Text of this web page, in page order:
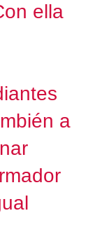
ella
a